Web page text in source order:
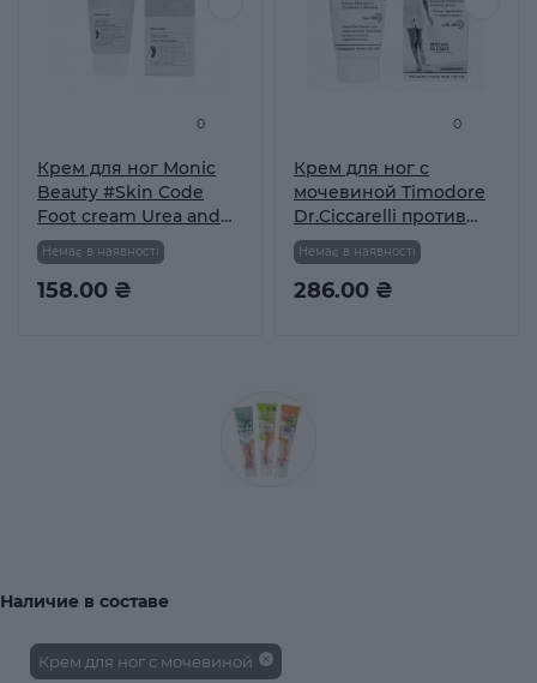
0
Крем для ног Monic
Beauty #Skin Code
Foot cream Urea and
Papaya, 100 мл
158.00 ₴
Немає в наявності
0
Крем для ног с
мочевиной Timodore
Dr.Ciccarelli против
трещин на пятках
75мл
286.00 ₴
Немає в наявності
Наличие в составе
Крем для ног с мочевиной